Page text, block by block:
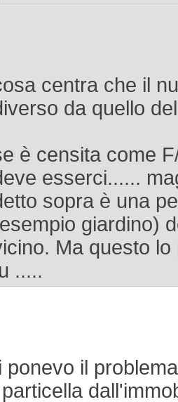
centra che il
da quello
è censita come
esserci......
sopra è una
giardino)
Ma questo
.....
ponevo il